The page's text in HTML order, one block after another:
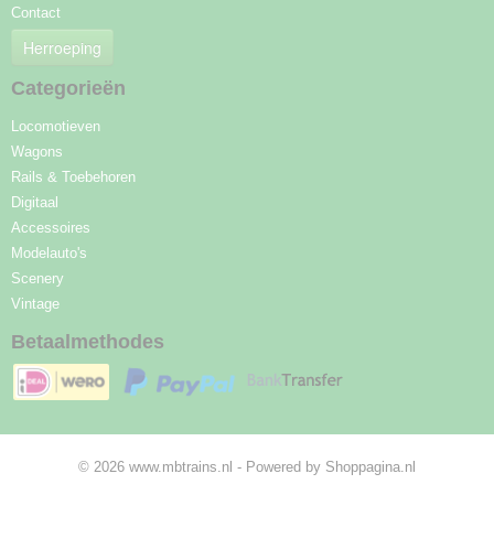
Contact
Herroeping
Categorieën
Locomotieven
Wagons
Rails & Toebehoren
Digitaal
Accessoires
Modelauto's
Scenery
Vintage
Betaalmethodes
© 2026 www.mbtrains.nl - Powered by Shoppagina.nl